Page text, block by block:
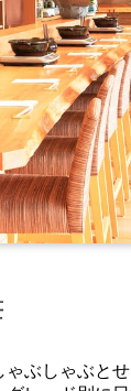
ぶしゃぶと